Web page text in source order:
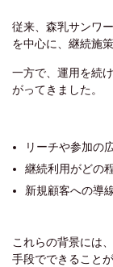
従来、森乳サンワ
を中心に、継続施
一方で、運用を続
がってきました。
リーチや参加の
継続利用がどの
新規顧客への導
これらの背景には
手段でできること